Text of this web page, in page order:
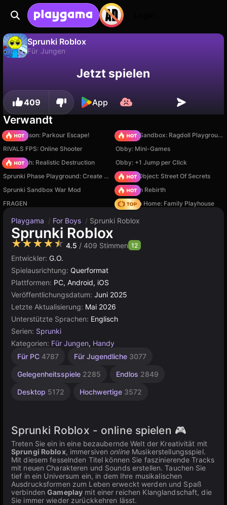
Sprunki Roblox
Für Jungen
speichern!
Nein
Jetzt spielen
409 App
Verwandt
Barry Prison: Parkour Escape!
Sprunki Sandbox: Ragdoll Playground Mode
RIVALS FPS: Online Shooter
Obby: Mini-Games
Car Crush: Realistic Destruction
Obby: +1 Jump per Click
Sprunki Phase Playground: Create Sprunki and Music
Hidden Object: Street Of Secrets
Sprunki Sandbox War Mod
Stickman Rebirth
FRAGEN
My Town Home: Family Playhouse
Playgama / For Boys / Sprunki Roblox
Sprunki Roblox
★★★★★ 4.5 / 409 Stimmen 12
Entwickler: G.O.
Spielausrichtung: Querformat
Plattformen: PC, Android, iOS
Veröffentlichungsdatum: Juni 2025
Letzte Aktualisierung: Mai 2026
Unterstützte Sprachen: Englisch
Serien: Sprunki
Kategorien: Für Jungen, Handy
Für PC 4787 Für Jugendliche 3077
Gelegenheitsspiele 2285 Endlos 2849
Desktop 5172 Hochwertige 3572
Browser
Sprunki Roblox - online spielen 🎮
Treten Sie ein in eine bezaubernde Welt der Kreativität mit
Sprungi Roblox, immersivenonlineMusikerstellungsspiel.
Mit diesem fesselnden Titel können Sie faszinierende Tracks
mit neuen Charakteren und Sounds erstellen. Tauchen Sie
tief in ein Universum ein, in dem Ihre musikalischen
Ausdrucksformen zum Leben erweckt werden und Spaß
verbindenGameplay mit einer reichen Klanglandschaft, die
Sie immer wieder zurückkehren lässt.